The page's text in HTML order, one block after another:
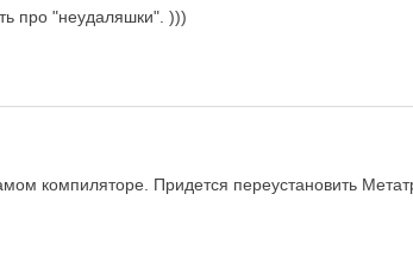
про "неудаляшки". )))
компиляторе. Придется переустановить